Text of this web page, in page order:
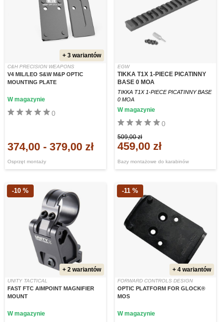
+ 3 wariantów
C&H PRECISION WEAPONS
V4 MIL/LEO S&W M&P OPTIC
MOUNTING PLATE
Osprzęt montaży
0
W magazynie
374,00 - 379,00 zł
EGW
TIKKA T1X 1-PIECE PICATINNY
BASE 0 MOA
TIKKA T1X 1-PIECE PICATINNY BASE
0 MOA
Bazy montażowe do karabinów
0
W magazynie
509,00 zł
459,00 zł
-10 %
+ 2 wariantów
UNITY TACTICAL
FAST FTC AIMPOINT MAGNIFIER
MOUNT
W magazynie
-11 %
+ 4 wariantów
FORWARD CONTROLS DESIGN
OPTIC PLATFORM FOR GLOCK®
MOS
W magazynie